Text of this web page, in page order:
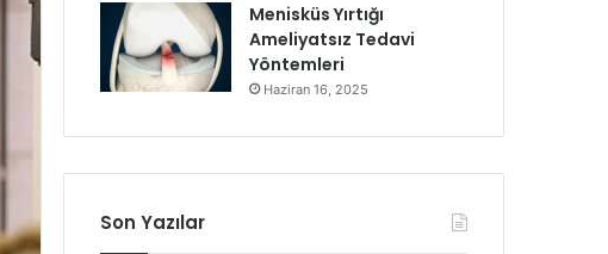
Menisküs Yırtığı
Ameliyatsız Tedavi
Yöntemleri
Haziran 16, 2025
Son Yazılar